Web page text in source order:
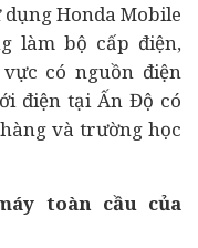
Honda Mobile
làm bộ cấp điện,
có nguồn điện
điện tại Ấn Độ có
và trường học
toàn cầu của